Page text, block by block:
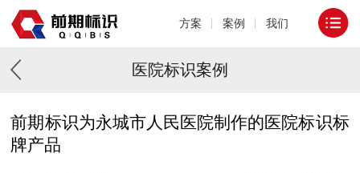
方案 案例 我们
医院标识案例
前期标识为永城市人民医院制作的医院标识标
牌产品